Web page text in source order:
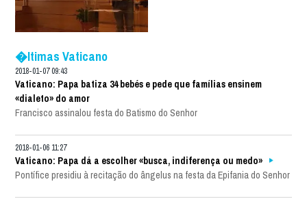
�ltimas Vaticano
2018-01-07 09:43
Vaticano: Papa batiza 34 bebés e pede que famílias ensinem
«dialeto» do amor
Francisco assinalou festa do Batismo do Senhor
2018-01-06 11:27
Vaticano: Papa dá a escolher «busca, indiferença ou medo»
Pontífice presidiu à recitação do ângelus na festa da Epifania do Senhor